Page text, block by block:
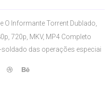
O Informante Torrent Dublado,
720p, MKV, MP4 Completo
das operações especiai